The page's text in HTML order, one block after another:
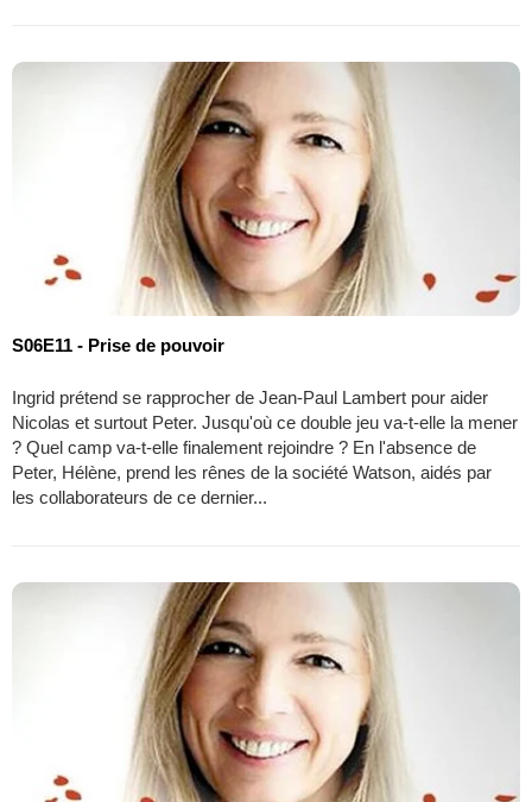
S06E11 - Prise de pouvoir
Ingrid prétend se rapprocher de Jean-Paul Lambert pour aider
Nicolas et surtout Peter. Jusqu'où ce double jeu va-t-elle la mener
? Quel camp va-t-elle finalement rejoindre ? En l'absence de
Peter, Hélène, prend les rênes de la société Watson, aidés par
les collaborateurs de ce dernier...